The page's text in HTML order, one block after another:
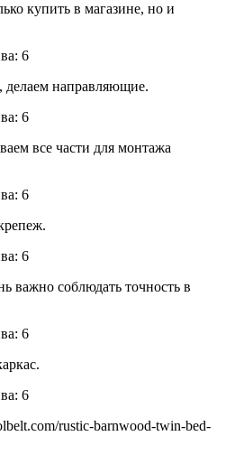
купить в магазине, но и
делаем направляющие.
все части для монтажа
важно соблюдать точность в
rustic-barnwood-twin-bed-